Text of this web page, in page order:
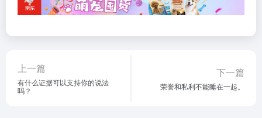
上一篇
有什么证据可以支持你的说法
吗？
下一篇
荣誉和私利不能睡在一起。